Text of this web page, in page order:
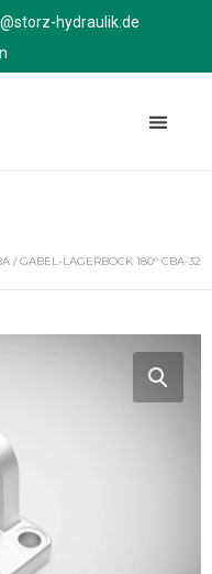
hydraulik.de
/ GABEL-LAGERBOCK 180° CBA-32